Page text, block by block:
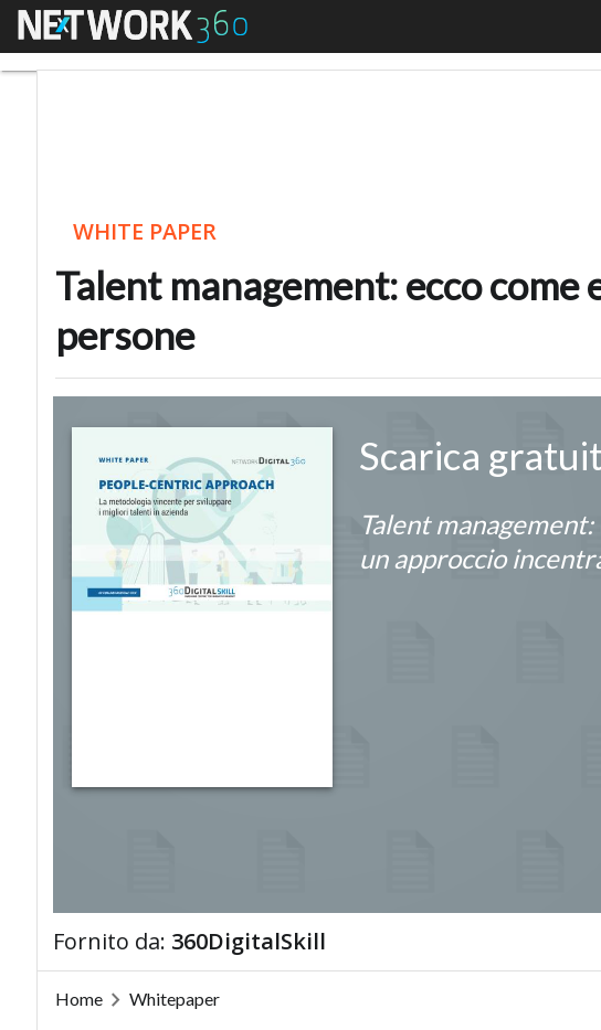
Menu
WHITE PAPER
Talent management: ecco
persone
Scarica
Talent
un approccio
Fornito da: 360DigitalSkill
Home Whitepaper